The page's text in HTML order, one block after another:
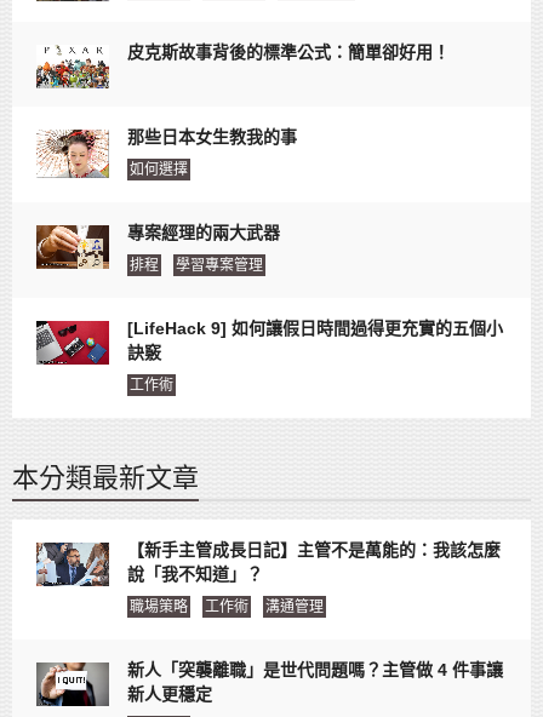
皮克斯故事背後的標準公式：簡單卻好用！
那些日本女生教我的事
如何選擇
專案經理的兩大武器
排程 學習專案管理
[LifeHack 9] 如何讓假日時間過得更充實的五個小
訣竅
工作術
本分類最新文章
【新手主管成長日記】主管不是萬能的：我該怎麼
說「我不知道」？
職場策略 工作術 溝通管理
新人「突襲離職」是世代問題嗎？主管做 4 件事讓
新人更穩定